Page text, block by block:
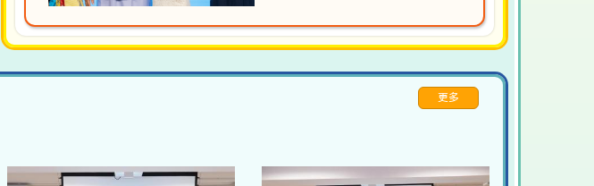
更多